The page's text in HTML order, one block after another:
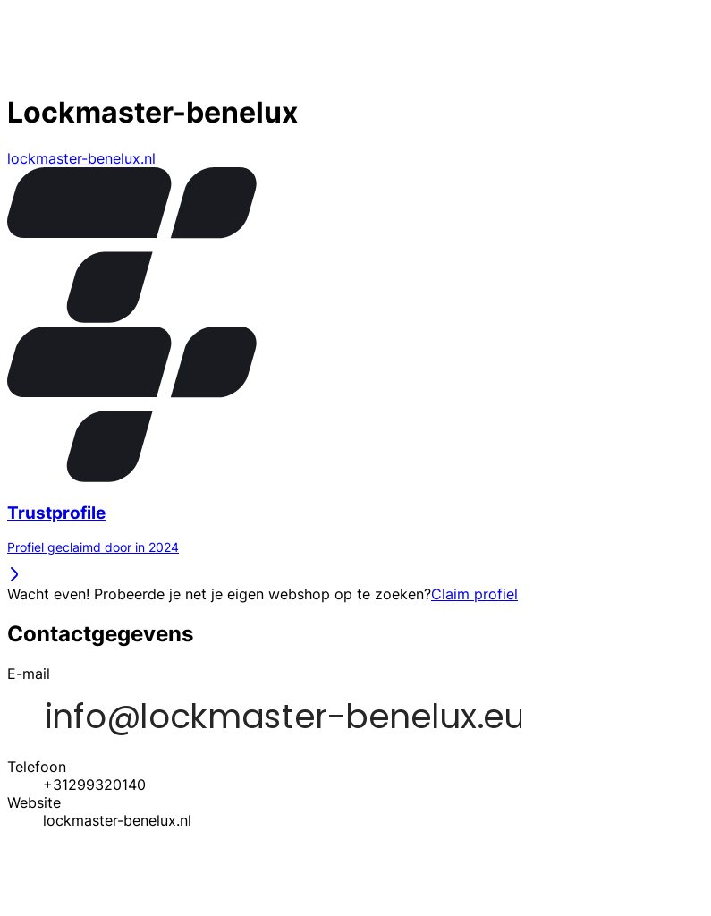
Lockmaster-benelux
lockmaster-benelux.nl
Trustprofile
Profiel geclaimd door in 2024
Wacht even! Probeerde je net je eigen webshop op te zoeken?Claim profiel
Contactgegevens
E-mail
Telefoon
+31299320140
Website
lockmaster-benelux.nl